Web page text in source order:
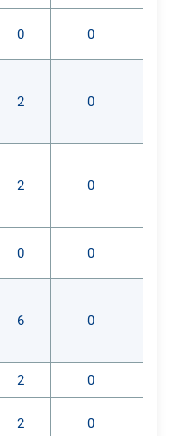
0 0
2 0
2 0
0 0
6 0
2 0
2 0